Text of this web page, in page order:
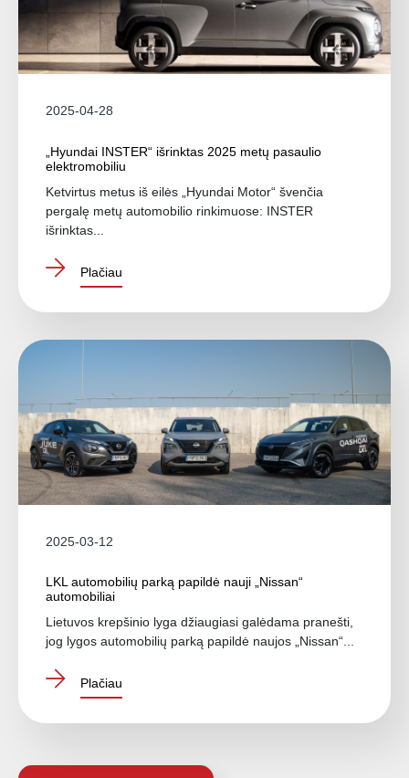
2025-04-28
„Hyundai INSTER“ išrinktas 2025 metų pasaulio
elektromobiliu
Ketvirtus metus iš eilės „Hyundai Motor“ švenčia
pergalę metų automobilio rinkimuose: INSTER
išrinktas...
Plačiau
2025-03-12
LKL automobilių parką papildė nauji „Nissan“
automobiliai
Lietuvos krepšinio lyga džiaugiasi galėdama pranešti,
jog lygos automobilių parką papildė naujos „Nissan“...
Plačiau